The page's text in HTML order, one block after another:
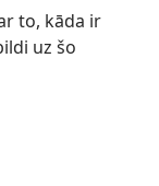
to, kāda ir
uz šo